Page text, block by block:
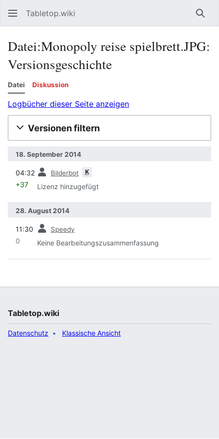
Tabletop.wiki
Datei:Monopoly reise spielbrett.JPG:
Versionsgeschichte
Datei Diskussion
Logbücher dieser Seite anzeigen
Versionen filtern
18. September 2014
04:32 Bilderbot K
+37 Lizenz hinzugefügt
28. August 2014
11:30 Speedy
0 Keine Bearbeitungszusammenfassung
Tabletop.wiki
Datenschutz Klassische Ansicht